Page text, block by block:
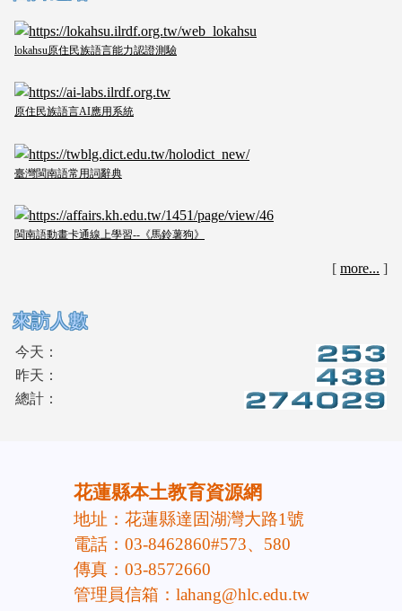
lokahsu原住民族語言能力認證測驗
原住民族語言AI應用系統
臺灣閩南語常用詞辭典
閩南語動畫卡通線上學習--《馬鈴薯狗》
[ more... ]
來訪人數
今天：
昨天：
總計：
頁尾區域內容
花蓮縣本土教育資源網
地址：花蓮縣達固湖灣大路1號
電話：03-8462860#573、580
傳真：03-8572660
管理員信箱：lahang@hlc.edu.tw